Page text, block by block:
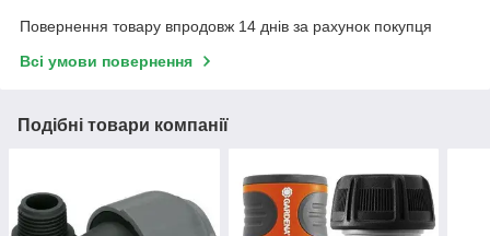
Повернення товару впродовж 14 днів за рахунок покупця
Всі умови повернення
Подібні товари компанії